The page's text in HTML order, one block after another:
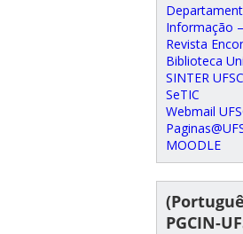
Informação
Revista
Biblioteca
SINTER UFSC
SeTIC
Webmail
MOODLE
PGCIN-